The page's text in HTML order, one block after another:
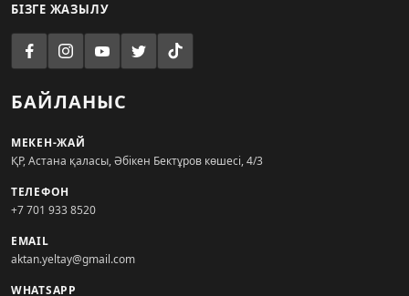
БІЗГЕ ЖАЗЫЛУ
БАЙЛАНЫС
МЕКЕН-ЖАЙ
ҚР, Астана қаласы, Әбікен Бектұров көшесі, 4/3
ТЕЛЕФОН
+7 701 933 8520
EMAIL
aktan.yeltay@gmail.com
WHATSAPP